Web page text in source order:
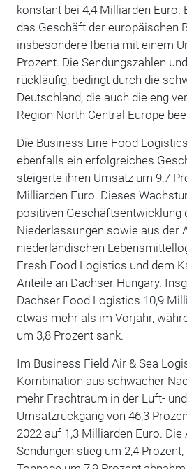
konstant bei 4,4 Milliarden Euro.
das Geschäft der europäischen
insbesondere Iberia mit einem
Prozent. Die Sendungszahlen
rückläufig, bedingt durch die
Deutschland, die auch die eng
Region North Central Europe
Die Business Line Food
ebenfalls ein erfolgreiches
steigerte ihren Umsatz um 9,7
Milliarden Euro. Dieses
positiven Geschäftsentwicklung
Niederlassungen sowie aus der
niederländischen
Fresh Food Logistics und dem
Anteile an Dachser Hungary.
Dachser Food Logistics 10,9
etwas mehr als im Vorjahr,
um 3,8 Prozent sank.
Im Business Field Air & Sea
Kombination aus schwacher
mehr Frachtraum in der Luft-
Umsatzrückgang von 46,3
2022 auf 1,3 Milliarden Euro. Die
Sendungen stieg um 2,4